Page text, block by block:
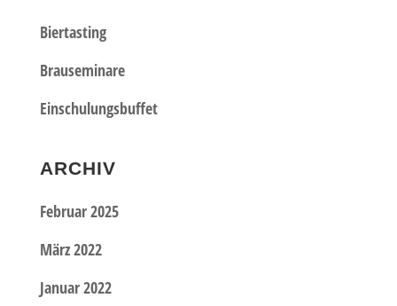
Biertasting
Brauseminare
Einschulungsbuffet
ARCHIV
Februar 2025
März 2022
Januar 2022